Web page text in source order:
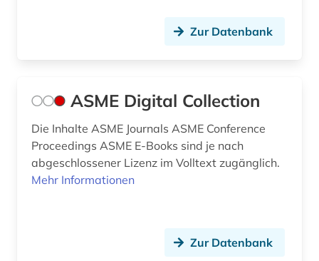
haustechnik (1)
heil- und hilfsmittel (1)
heizung (1)
Zur Datenbank
ASME Digital Collection
Die Inhalte ASME Journals ASME Conference
Proceedings ASME E-Books sind je nach
abgeschlossener Lizenz im Volltext zugänglich.
Mehr Informationen
Zur Datenbank